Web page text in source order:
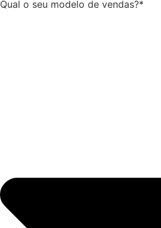
Qual o seu modelo de vendas?*